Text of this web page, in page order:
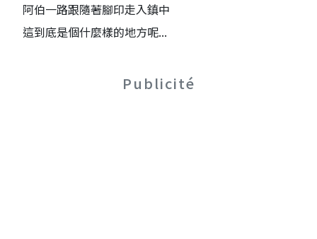
阿伯一路跟隨著腳印走入鎮中
這到底是個什麼樣的地方呢...
Publicité